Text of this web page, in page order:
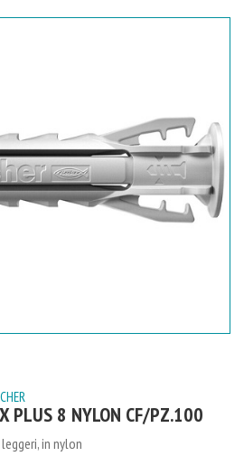
PLUS 8 NYLON CF/PZ.100
leggeri, in nylon